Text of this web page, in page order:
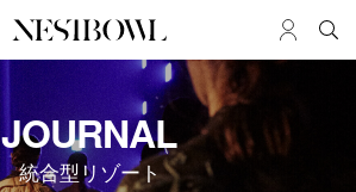
求人検索
新着求人
JOURNAL
統合型リゾート